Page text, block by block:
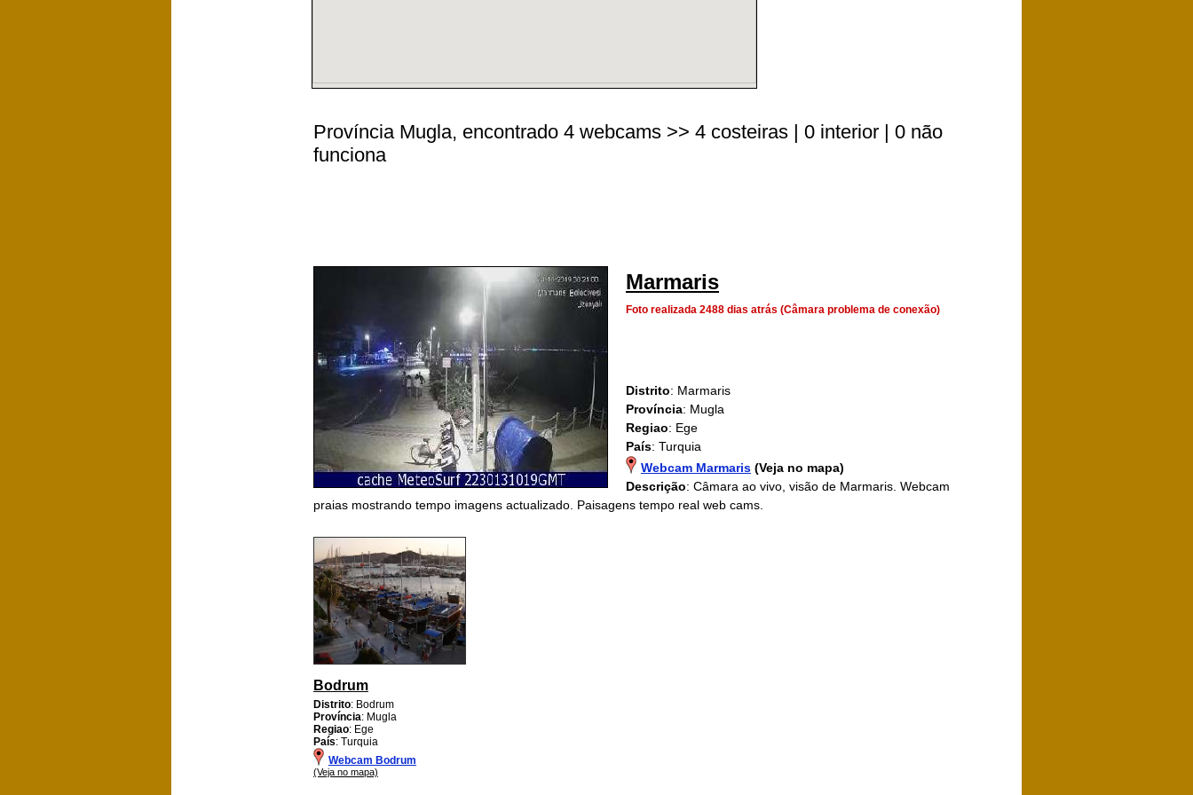
Província Mugla, encontrado 4 webcams >> 4 costeiras | 0 interior | 0 não
funciona
Marmaris
Foto realizada 2488 dias atrás (Câmara problema de conexão)
Distrito: Marmaris
Província: Mugla
Regiao: Ege
País: Turquia
Webcam Marmaris (Veja no mapa)
Descrição: Câmara ao vivo, visão de Marmaris. Webcam
praias mostrando tempo imagens actualizado. Paisagens tempo real web cams.
Bodrum
Distrito: Bodrum
Província: Mugla
Regiao: Ege
País: Turquia
Webcam Bodrum
(Veja no mapa)